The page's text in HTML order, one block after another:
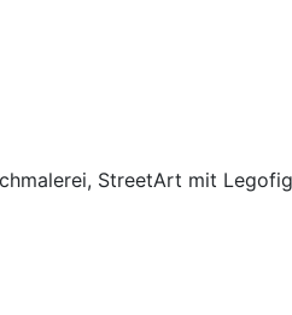
StreetArt mit